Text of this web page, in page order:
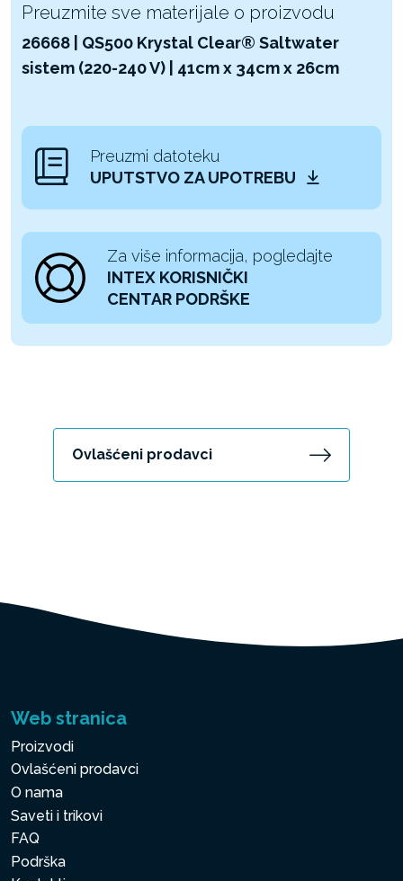
Preuzmite sve materijale o proizvodu
26668 | QS500 Krystal Clear® Saltwater
sistem (220-240 V) | 41cm x 34cm x 26cm
Preuzmi datoteku
UPUTSTVO ZA UPOTREBU
Za više informacija, pogledajte
INTEX KORISNIČKI
CENTAR PODRŠKE
Ovlašćeni prodavci
Web stranica
Proizvodi
Ovlašćeni prodavci
O nama
Saveti i trikovi
FAQ
Podrška